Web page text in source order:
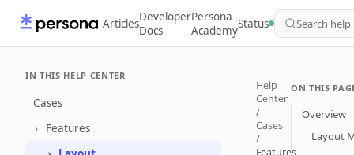
ArticlesDeveloper
Docs
Persona
AcademyStatus Search help
IN THIS HELP CENTER
Cases
Features
Help
Center
/
Cases
/
Features
ON THIS
Overview
Layout